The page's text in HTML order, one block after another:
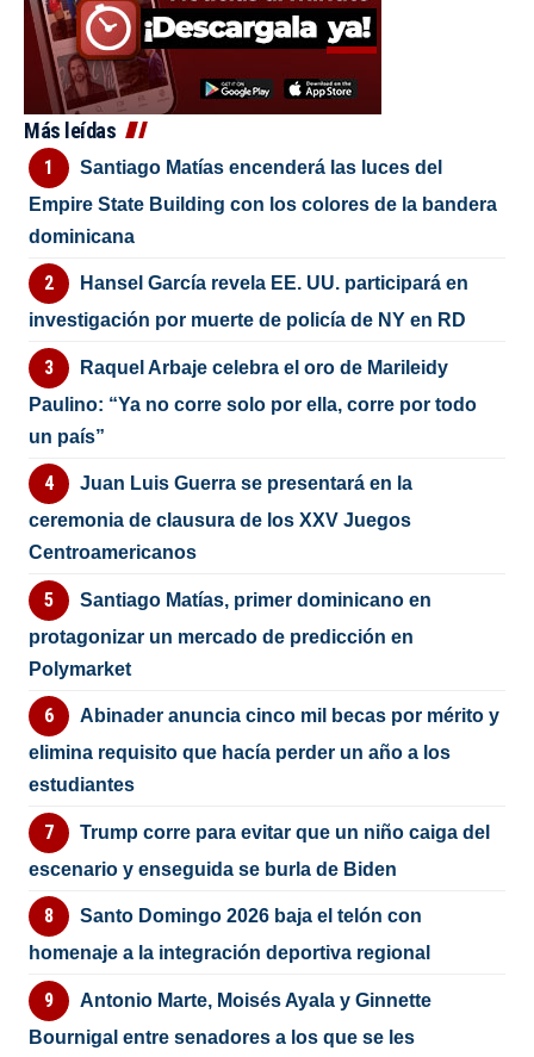
Más leídas
Santiago Matías encenderá las luces del
Empire State Building con los colores de la bandera
dominicana
Hansel García revela EE. UU. participará en
investigación por muerte de policía de NY en RD
Raquel Arbaje celebra el oro de Marileidy
Paulino: “Ya no corre solo por ella, corre por todo
un país”
Juan Luis Guerra se presentará en la
ceremonia de clausura de los XXV Juegos
Centroamericanos
Santiago Matías, primer dominicano en
protagonizar un mercado de predicción en
Polymarket
Abinader anuncia cinco mil becas por mérito y
elimina requisito que hacía perder un año a los
estudiantes
Trump corre para evitar que un niño caiga del
escenario y enseguida se burla de Biden
Santo Domingo 2026 baja el telón con
homenaje a la integración deportiva regional
Antonio Marte, Moisés Ayala y Ginnette
Bournigal entre senadores a los que se les